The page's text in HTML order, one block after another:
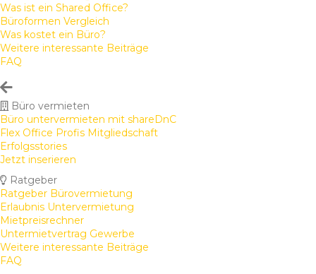
Was ist ein Shared Office?
Büroformen Vergleich
Was kostet ein Büro?
Weitere interessante Beiträge
FAQ
Büro vermieten
Büro untervermieten mit shareDnC
Flex Office Profis Mitgliedschaft
Erfolgsstories
Jetzt inserieren
Ratgeber
Ratgeber Bürovermietung
Erlaubnis Untervermietung
Mietpreisrechner
Untermietvertrag Gewerbe
Weitere interessante Beiträge
FAQ